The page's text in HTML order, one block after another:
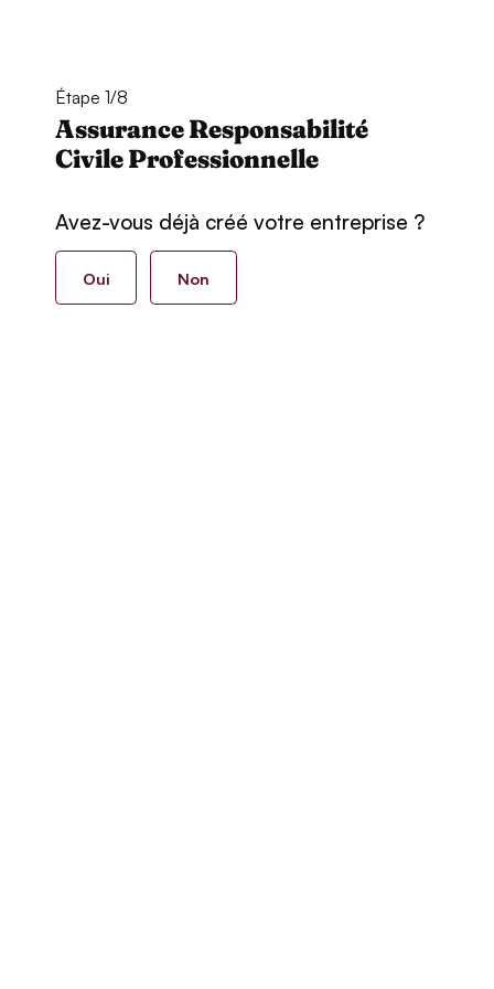
Étape 1/8
Assurance Responsabilité
Civile Professionnelle
Avez-vous déjà créé votre entreprise ?
Oui Non